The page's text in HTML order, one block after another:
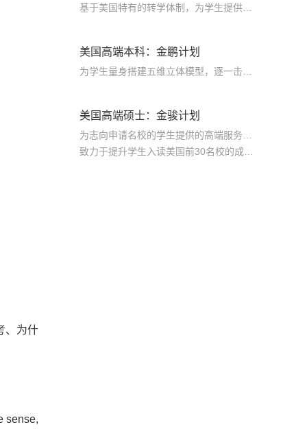
、为什
sense,
美国高端本科：金鹏计划
美国高端硕士：金骏计划